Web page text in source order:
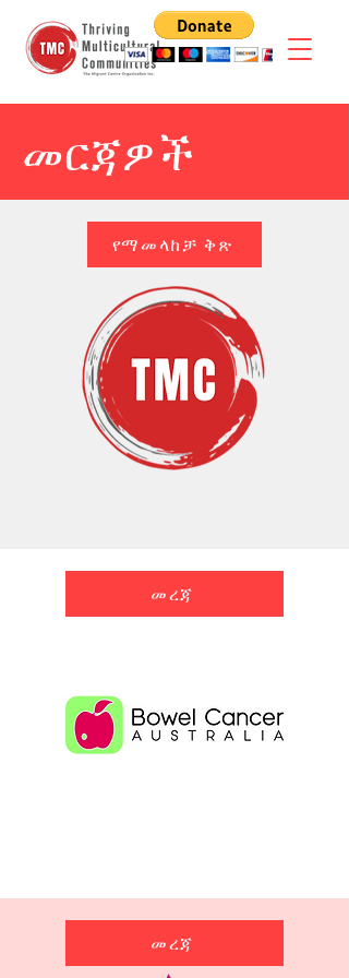
መርጃዎች
የማመላከቻ ቅጽ
መረጃ
መረጃ